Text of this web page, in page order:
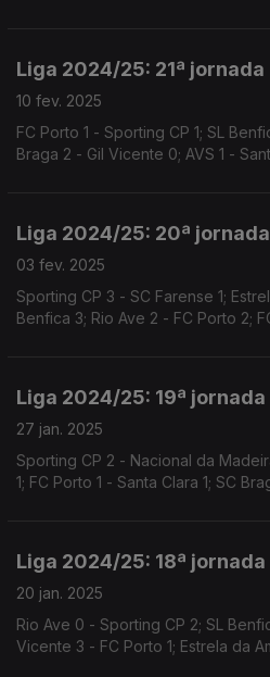
Liga 2024/25: 21ª jornada
10 fev. 2025
FC Porto 1 - Sporting CP 1; SL
Braga 2 - Gil Vicente 0; AVS 1 -
Liga 2024/25: 20ª jornada
03 fev. 2025
Sporting CP 3 - SC Farense 1;
Benfica 3; Rio Ave 2 - FC Porto 2;
Liga 2024/25: 19ª jornada
27 jan. 2025
Sporting CP 2 - Nacional da
1; FC Porto 1 - Santa Clara 1; SC
Liga 2024/25: 18ª jornada
20 jan. 2025
Rio Ave 0 - Sporting CP 2; SL
Vicente 3 - FC Porto 1; Estrela da